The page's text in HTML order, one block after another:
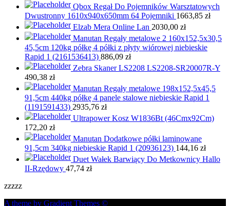
Qbox Regał Do Pojemników Warsztatowych
Dwustronny 1610x940x650mm 64 Pojemniki 1663,85 zł
Elzab Mera Online Lan 2030,00 zł
Manutan Regały metalowe 2 160x152,5x30,5
45,5cm 120kg półkę 4 półki z płyty wiórowej niebieskie
Rapid 1 (2161536413) 886,09 zł
Zebra Skaner LS2208 LS2208-SR20007R-Y
490,38 zł
Manutan Regały metalowe 198x152,5x45,5
91,5cm 440kg półkę 4 panele stalowe niebieskie Rapid 1
(1191591433) 2935,76 zł
Ultrapower Kosz W1836Bt (46Cmx92Cm)
172,20 zł
Manutan Dodatkowe półki laminowane
91,5cm 340kg niebieskie Rapid 1 (20936123) 144,16 zł
Duet Wałek Barwiący Do Metkownicy Hallo
II-Rzędowy 47,74 zł
zzzzz
A theme by Gradient Themes ©